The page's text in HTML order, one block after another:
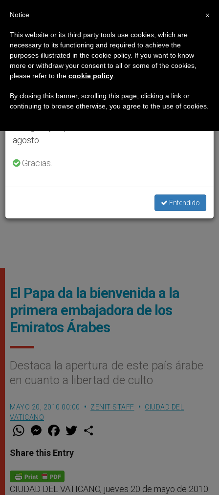
El Papa da la bienvenida a la
primera embajadora de los
Emiratos Árabes
Destaca la apertura de este país árabe
en cuanto a libertad de culto
MAYO 20, 2010 00:00 ZENIT STAFF
CIUDAD DEL
VATICANO
W
t
s
p
p
M
e
s
e
g
e
r
F
a
e
b
o
k
w
Share this Entry
CIUDAD DEL VATICANO, jueves 20 de mayo de 2010
×
Aviso importante
Del 27 de julio al 7 de agosto haremos la pausa
anual, aprovechando que en el periodo de verano
se generan menos informaciones y también el
agosto.
Gracias.
Entendido
x
Notice
This website or its third party tools use cookies, which are
necessary to its functioning and required to achieve the
purposes illustrated in the cookie policy. If you want to know
more or withdraw your consent to all or some of the cookies,
please refer to the cookie policy
By closing this banner, scrolling this page, clicking a link or
continuing to browse otherwise, you agree to the use of cookies.